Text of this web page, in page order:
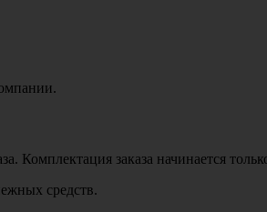
заказа начинается
средств.